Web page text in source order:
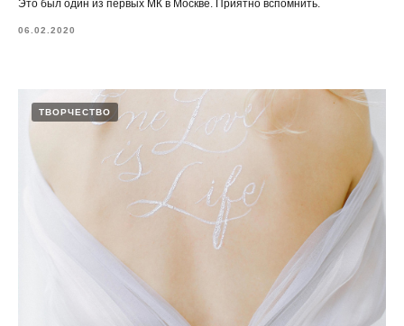
Это был один из первых МК в Москве. Приятно вспомнить.
06.02.2020
ТВОРЧЕСТВО